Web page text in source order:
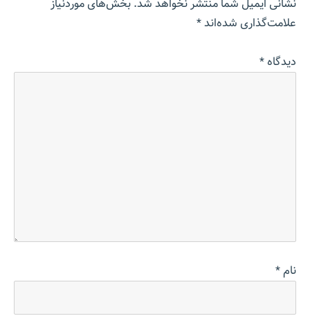
نشانی ایمیل شما منتشر نخواهد شد.بخش‌های موردنیاز
علامت‌گذاری شده‌اند*
دیدگاه*
نام*